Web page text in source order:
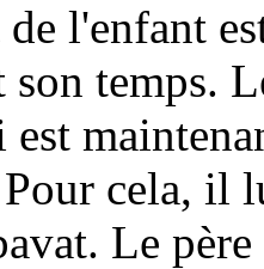
l'enfant
temps.
est
cela, il
Le